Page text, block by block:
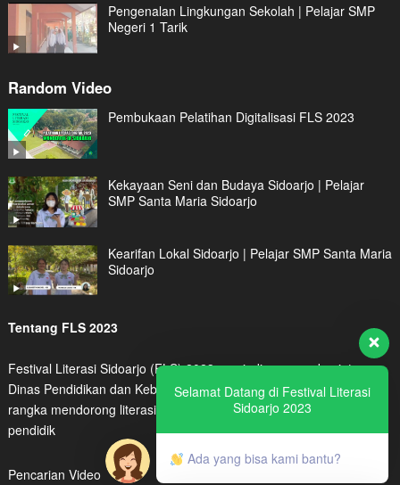
Pengenalan Lingkungan Sekolah | Pelajar SMP
Negeri 1 Tarik
Random Video
Pembukaan Pelatihan Digitalisasi FLS 2023
Kekayaan Seni dan Budaya Sidoarjo | Pelajar
SMP Santa Maria Sidoarjo
Kearifan Lokal Sidoarjo | Pelajar SMP Santa Maria
Sidoarjo
Tentang FLS 2023
Festival Literasi Sidoarjo (FLS) 2023 menjadi program kegiatan
Dinas Pendidikan dan Kebudayaan Kabupaten Sidoarjo dalam
rangka mendorong literasi digital peserta didik maupun tenaga
pendidik
Pencarian Video
Selamat Datang di Festival Literasi
Sidoarjo 2023
Ada yang bisa kami bantu?